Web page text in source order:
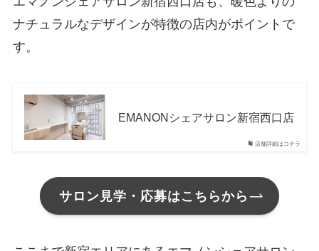
ナチュラルなデザインが特徴の店内がポイントで
す。
店舗詳細はコチラ
EMANONシェアサロン新宿西口店
サロン見学・応募はこちらから